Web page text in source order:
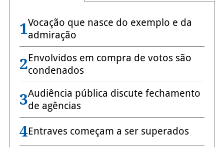
1Vocação que nasce do exemplo e da
admiração
2Envolvidos em compra de votos são
condenados
3Audiência pública discute fechamento
de agências
4Entraves começam a ser superados